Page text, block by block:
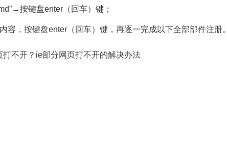
按键盘enter（回车）键；
，按键盘enter（回车）键，再逐一完成以下全部部件注册。